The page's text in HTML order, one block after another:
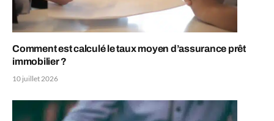
Comment est calculé le taux moyen d’assurance prêt
immobilier ?
10 juillet 2026